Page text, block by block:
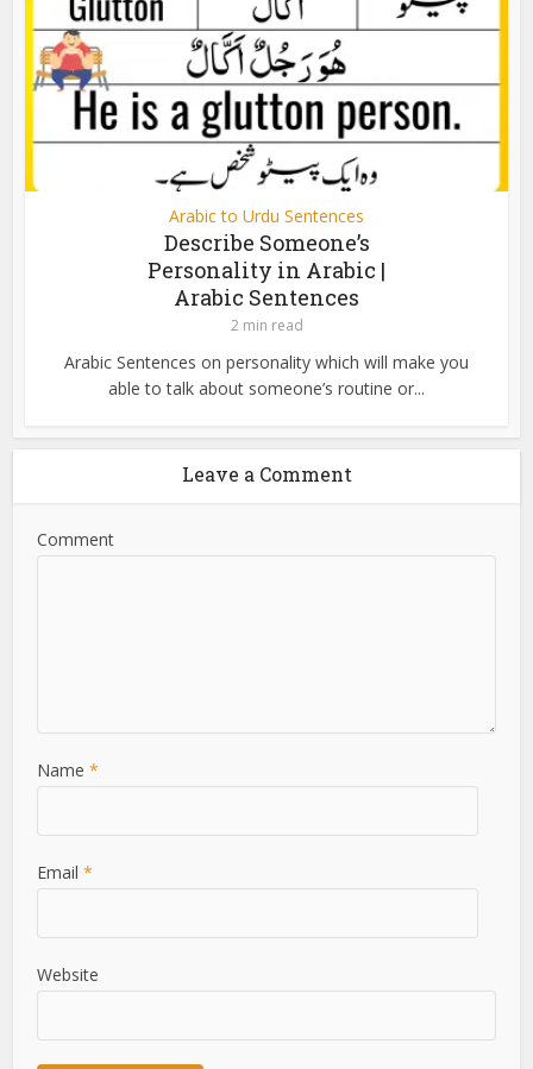
Arabic to Urdu Sentences
Describe Someone’s
Personality in Arabic |
Arabic Sentences
2 min read
Arabic Sentences on personality which will make you
able to talk about someone’s routine or...
Leave a Comment
Comment
Name*
Email*
Website